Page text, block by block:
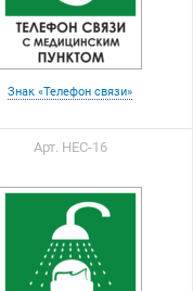
Знак «Телефон связи»
Арт. НЕС-16